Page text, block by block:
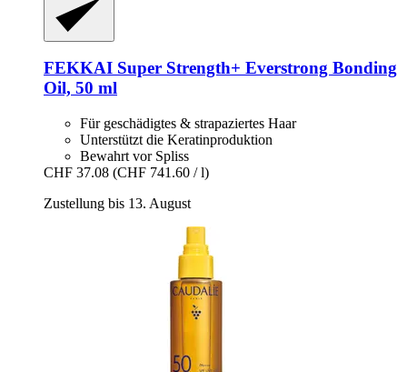
FEKKAI Super Strength+ Everstrong Bonding
Oil, 50 ml
Für geschädigtes & strapaziertes Haar
Unterstützt die Keratinproduktion
Bewahrt vor Spliss
CHF 37.08 (CHF 741.60 / l)
Zustellung bis 13. August